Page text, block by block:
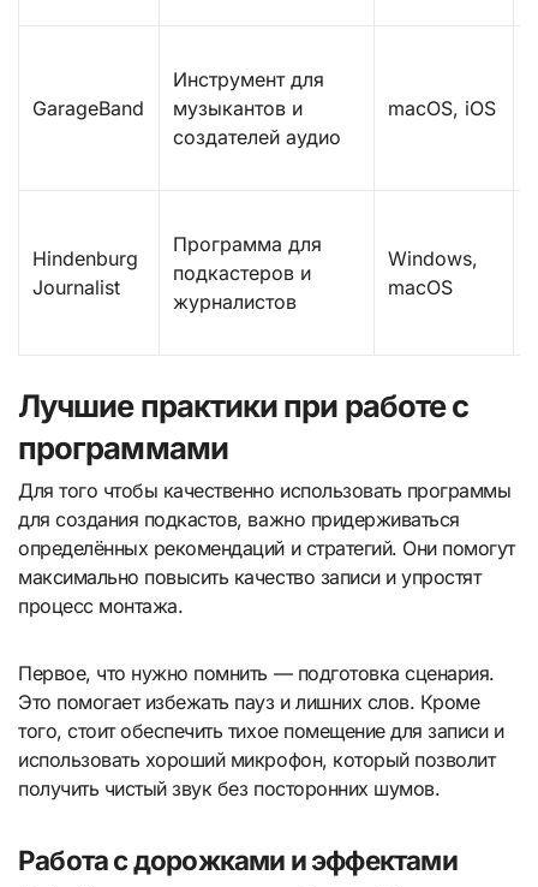
GarageBand
Инструмент для
музыкантов и
создателей аудио
macOS, iOS
Hindenburg
Journalist
Программа для
подкастеров и
журналистов
Windows,
macOS
Лучшие практики при работе с
программами
Для того чтобы качественно использовать программы
для создания подкастов, важно придерживаться
определённых рекомендаций и стратегий. Они помогут
максимально повысить качество записи и упростят
процесс монтажа.
Первое, что нужно помнить — подготовка сценария.
Это помогает избежать пауз и лишних слов. Кроме
того, стоит обеспечить тихое помещение для записи и
использовать хороший микрофон, который позволит
получить чистый звук без посторонних шумов.
Работа с дорожками и эффектами